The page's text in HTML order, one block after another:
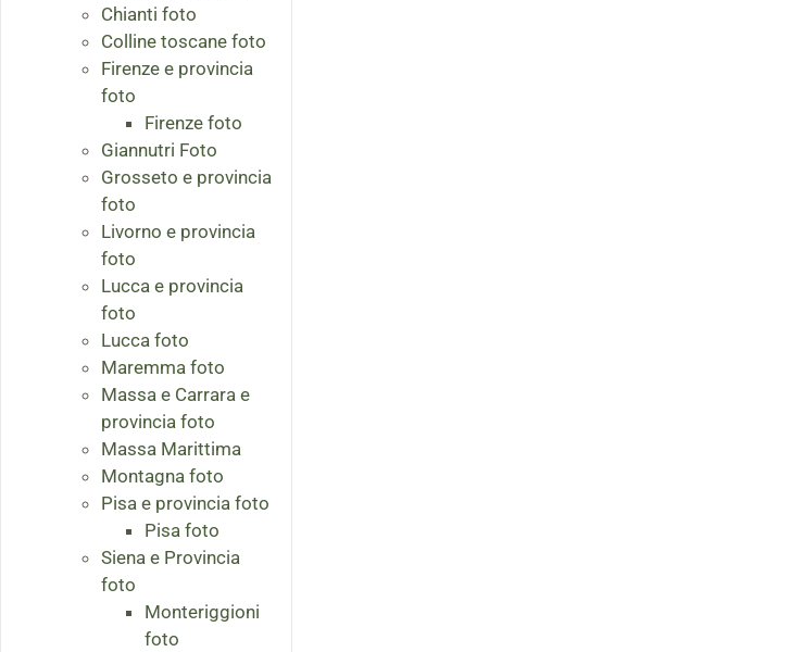
Chianti foto
Colline toscane foto
Firenze e provincia
foto
Firenze foto
Giannutri Foto
Grosseto e provincia
foto
Livorno e provincia
foto
Lucca e provincia
foto
Lucca foto
Maremma foto
Massa e Carrara e
provincia foto
Massa Marittima
Montagna foto
Pisa e provincia foto
Pisa foto
Siena e Provincia
foto
Monteriggioni
foto